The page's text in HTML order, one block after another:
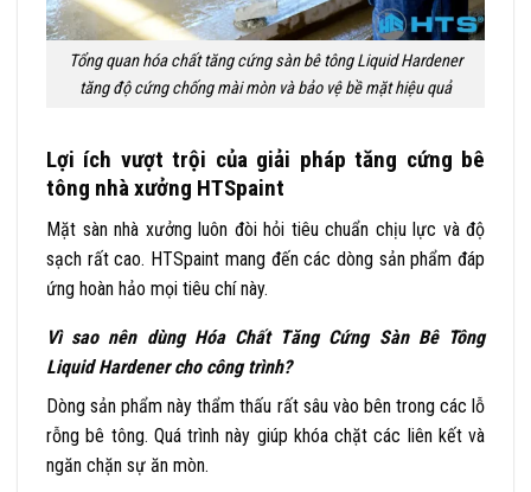
Tổng quan hóa chất tăng cứng sàn bê tông Liquid Hardener
tăng độ cứng chống mài mòn và bảo vệ bề mặt hiệu quả
Lợi ích vượt trội của giải pháp tăng cứng bê
tông nhà xưởng HTSpaint
Mặt sàn nhà xưởng luôn đòi hỏi tiêu chuẩn chịu lực và độ
sạch rất cao. HTSpaint mang đến các dòng sản phẩm đáp
ứng hoàn hảo mọi tiêu chí này.
Vì sao nên dùng Hóa Chất Tăng Cứng Sàn Bê Tông
Liquid Hardener cho công trình?
Dòng sản phẩm này thẩm thấu rất sâu vào bên trong các lỗ
rỗng bê tông. Quá trình này giúp khóa chặt các liên kết và
ngăn chặn sự ăn mòn.